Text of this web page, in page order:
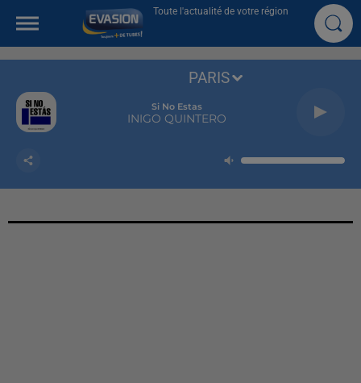
Toute l'actualité de votre région
Si No Estas
INIGO QUINTERO
PARIS